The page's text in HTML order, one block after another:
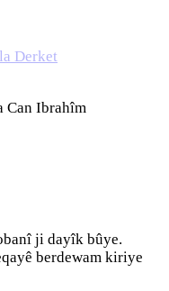
Derket
Can Ibrahîm
ji dayîk bûye.
berdewam kiriye